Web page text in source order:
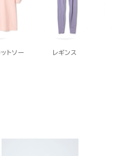
トソー レギンス